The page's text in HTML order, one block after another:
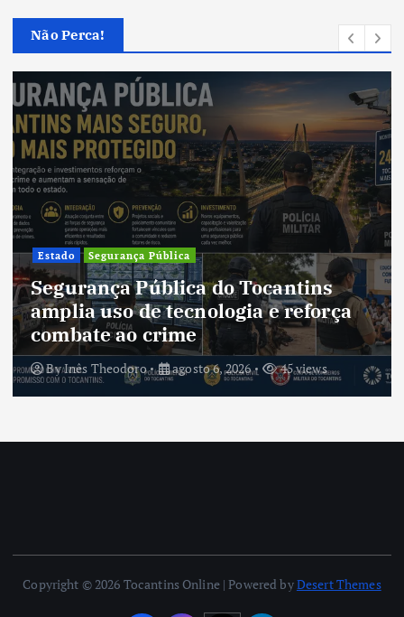
Não Perca!
Estado Segurança Pública
Segurança Pública do Tocantins
amplia uso de tecnologia e reforça
combate ao crime
ByInês Theodoro agosto 6, 2026 45 views
Copyright © 2026 Tocantins Online | Powered byDesert Themes